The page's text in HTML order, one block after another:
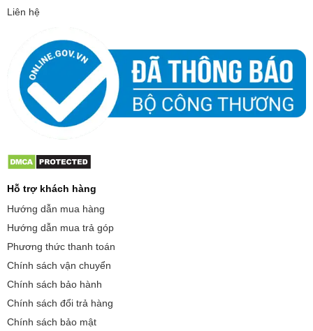
Liên hệ
Hỗ trợ khách hàng
Hướng dẫn mua hàng
Hướng dẫn mua trả góp
Phương thức thanh toán
Chính sách vận chuyển
Chính sách bảo hành
Chính sách đổi trả hàng
Chính sách bảo mật